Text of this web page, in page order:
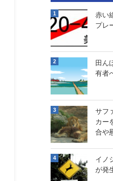
赤い
プレ
田ん
有者
サフ
カー
合や
イノ
が発